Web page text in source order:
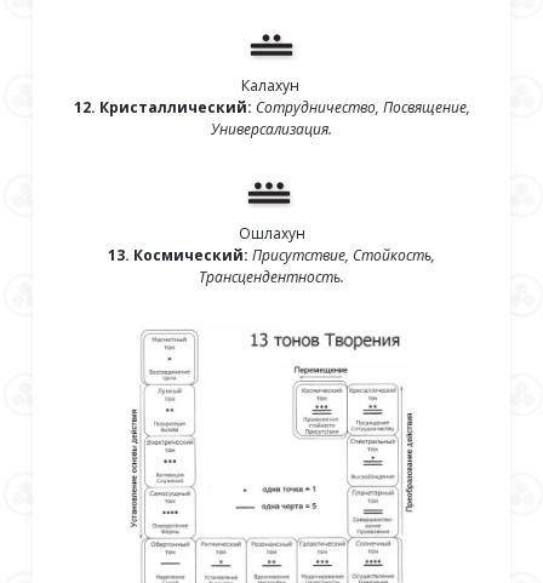
Калахун
12. Кристаллический: Сотрудничество, Посвящение,
Универсализация.
Ошлахун
13. Космический: Присутствие, Стойкость,
Трансцендентность.